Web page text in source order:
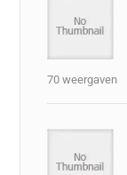
70 weergaven